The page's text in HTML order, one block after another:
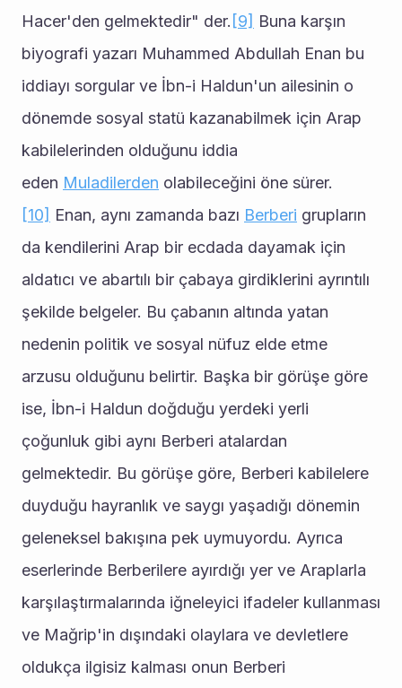
Hacer'den gelmektedir" der. [9] Buna karşın
biyografi yazarı Muhammed Abdullah Enan bu
iddiayı sorgular ve İbn-i Haldun'un ailesinin o
dönemde sosyal statü kazanabilmek için Arap
kabilelerinden olduğunu iddia
eden Muladilerden olabileceğini öne sürer.
[10] Enan, aynı zamanda bazı Berberi grupların
da kendilerini Arap bir ecdada dayamak için
aldatıcı ve abartılı bir çabaya girdiklerini ayrıntılı
şekilde belgeler. Bu çabanın altında yatan
nedenin politik ve sosyal nüfuz elde etme
arzusu olduğunu belirtir. Başka bir görüşe göre
ise, İbn-i Haldun doğduğu yerdeki yerli
çoğunluk gibi aynı Berberi atalardan
gelmektedir. Bu görüşe göre, Berberi kabilelere
duyduğu hayranlık ve saygı yaşadığı dönemin
geleneksel bakışına pek uymuyordu. Ayrıca
eserlerinde Berberilere ayırdığı yer ve Araplarla
karşılaştırmalarında iğneleyici ifadeler kullanması
ve Mağrip'in dışındaki olaylara ve devletlere
oldukça ilgisiz kalması onun Berberi